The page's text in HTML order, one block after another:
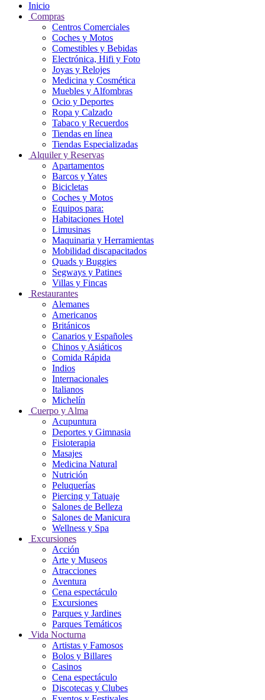
Inicio
Compras
Centros Comerciales
Coches y Motos
Comestibles y Bebidas
Electrónica, Hifi y Foto
Joyas y Relojes
Medicina y Cosmética
Muebles y Alfombras
Ocio y Deportes
Ropa y Calzado
Tabaco y Recuerdos
Tiendas en línea
Tiendas Especializadas
Alquiler y Reservas
Apartamentos
Barcos y Yates
Bicicletas
Coches y Motos
Equipos para:
Habitaciones Hotel
Limusinas
Maquinaria y Herramientas
Mobilidad discapacitados
Quads y Buggies
Segways y Patines
Villas y Fincas
Restaurantes
Alemanes
Americanos
Británicos
Canarios y Españoles
Chinos y Asiáticos
Comida Rápida
Indios
Internacionales
Italianos
Michelín
Cuerpo y Alma
Acupuntura
Deportes y Gimnasia
Fisioterapia
Masajes
Medicina Natural
Nutrición
Peluquerías
Piercing y Tatuaje
Salones de Belleza
Salones de Manicura
Wellness y Spa
Excursiones
Acción
Arte y Museos
Atracciones
Aventura
Cena espectáculo
Excursiones
Parques y Jardines
Parques Temáticos
Vida Nocturna
Artistas y Famosos
Bolos y Billares
Casinos
Cena espectáculo
Discotecas y Clubes